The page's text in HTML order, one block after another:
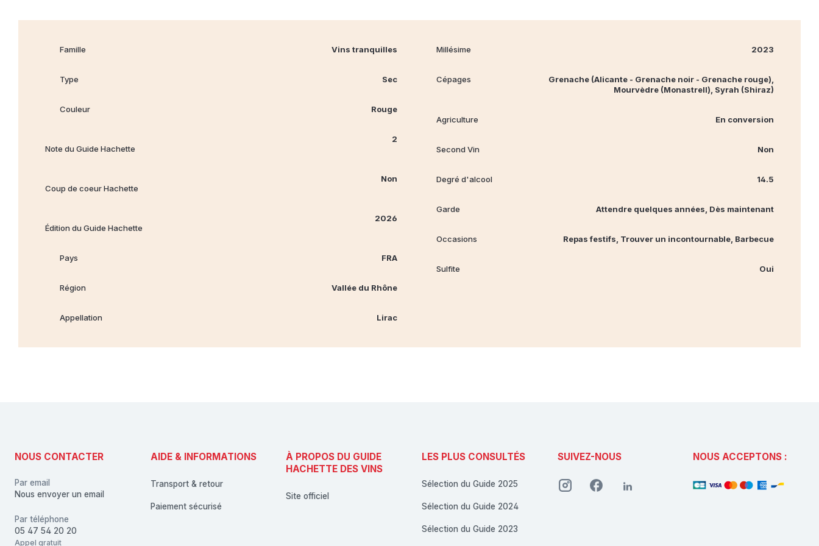
Famille Vins tranquilles
Type Sec
Couleur Rouge
Note du Guide Hachette
2
Coup de coeur Hachette
Non
Édition du Guide Hachette
2026
Pays FRA
Région Vallée du Rhône
Appellation Lirac
Millésime 2023
Cépages
Grenache (Alicante - Grenache noir - Grenache rouge),
Mourvèdre (Monastrell), Syrah (Shiraz)
Agriculture En conversion
Second Vin Non
Degré d'alcool 14.5
Garde Attendre quelques années, Dès maintenant
Occasions Repas festifs, Trouver un incontournable, Barbecue
Sulfite Oui
NOUS CONTACTER
Par email
Nous envoyer un email
Par téléphone
05 47 54 20 20
Appel gratuit
AIDE & INFORMATIONS
Transport & retour
Paiement sécurisé
À PROPOS DU GUIDE
HACHETTE DES VINS
Site officiel
LES PLUS CONSULTÉS
Sélection du Guide 2025
Sélection du Guide 2024
Sélection du Guide 2023
SUIVEZ-NOUS NOUS ACCEPTONS :